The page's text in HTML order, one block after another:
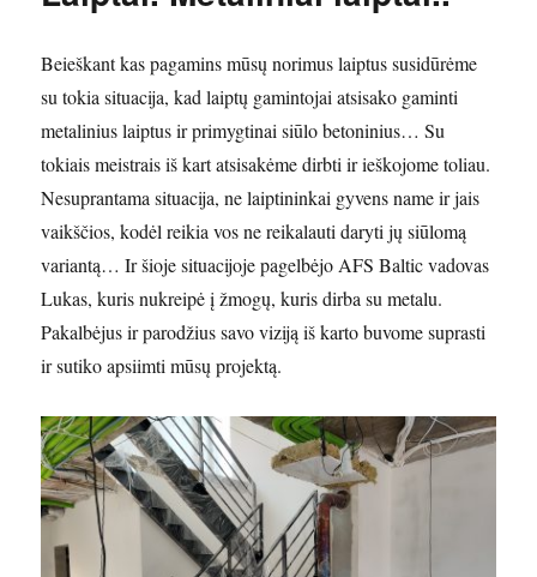
Beieškant kas pagamins mūsų norimus laiptus susidūrėme
su tokia situacija, kad laiptų gamintojai atsisako gaminti
metalinius laiptus ir primygtinai siūlo betoninius… Su
tokiais meistrais iš kart atsisakėme dirbti ir ieškojome toliau.
Nesuprantama situacija, ne laiptininkai gyvens name ir jais
vaikščios, kodėl reikia vos ne reikalauti daryti jų siūlomą
variantą… Ir šioje situacijoje pagelbėjo AFS Baltic vadovas
Lukas, kuris nukreipė į žmogų, kuris dirba su metalu.
Pakalbėjus ir parodžius savo viziją iš karto buvome suprasti
ir sutiko apsiimti mūsų projektą.